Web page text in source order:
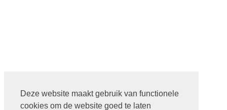
Deze website maakt gebruik van functionele
cookies om de website goed te laten